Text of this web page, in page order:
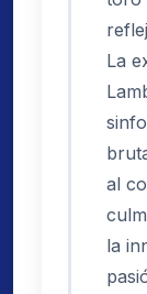
La
al
la